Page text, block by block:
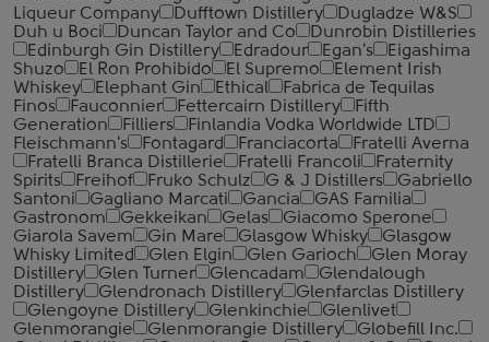
Liqueur Company
Dufftown Distillery
Dugladze W&S
Duh u Boci
Duncan Taylor and Co
Dunrobin Distilleries
Edinburgh Gin Distillery
Edradour Egan's
Eigashima
Shuzo
El Ron Prohibido El Supremo
Element Irish
Whiskey
Elephant Gin Ethical
Fabrica de Tequilas
Finos
Fauconnier Fettercairn Distillery
Fifth
Generation
Filliers
Finlandia Vodka Worldwide LTD
Fleischmann's
Fontagard Franciacorta
Fratelli Averna
Fratelli Branca Distillerie
Fratelli ‎Francoli
Fraternity
Spirits
Freihof Fruko Schulz G & J Distillers
Gabriello
Santoni
Gagliano Marcati Gancia
GAS Familia
Gastronom
Gekkeikan Gelas
Giacomo Sperone
Giarola Savem
Gin Mare Glasgow Whisky
Glasgow
Whisky Limited
Glen Elgin Glen Garioch
Glen Moray
Distillery
Glen Turner Glencadam
Glendalough
Distillery
Glendronach Distillery
Glenfarclas Distillery
Glengoyne Distillery
Glenkinchie
Glenlivet
Glenmorangie
Glenmorangie Distillery
Globefill Inc.